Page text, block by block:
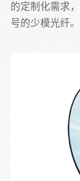
的定制化需求
号的少模光纤。